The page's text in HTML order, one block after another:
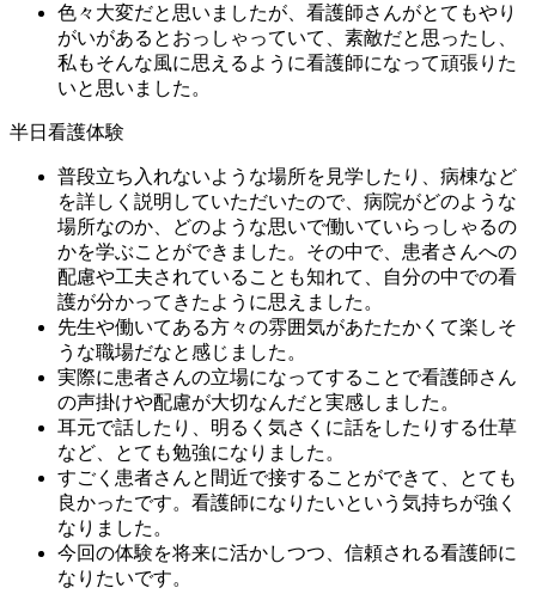
色々大変だと思いましたが、看護師さんがとてもやり
がいがあるとおっしゃっていて、素敵だと思ったし、
私もそんな風に思えるように看護師になって頑張りた
いと思いました。
半日看護体験
普段立ち入れないような場所を見学したり、病棟など
を詳しく説明していただいたので、病院がどのような
場所なのか、どのような思いで働いていらっしゃるの
かを学ぶことができました。その中で、患者さんへの
配慮や工夫されていることも知れて、自分の中での看
護が分かってきたように思えました。
先生や働いてある方々の雰囲気があたたかくて楽しそ
うな職場だなと感じました。
実際に患者さんの立場になってすることで看護師さん
の声掛けや配慮が大切なんだと実感しました。
耳元で話したり、明るく気さくに話をしたりする仕草
など、とても勉強になりました。
すごく患者さんと間近で接することができて、とても
良かったです。看護師になりたいという気持ちが強く
なりました。
今回の体験を将来に活かしつつ、信頼される看護師に
なりたいです。